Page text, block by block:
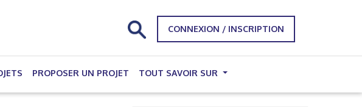
CONNEXION / INSCRIPTION
PROPOSER UN PROJET TOUT SAVOIR SUR